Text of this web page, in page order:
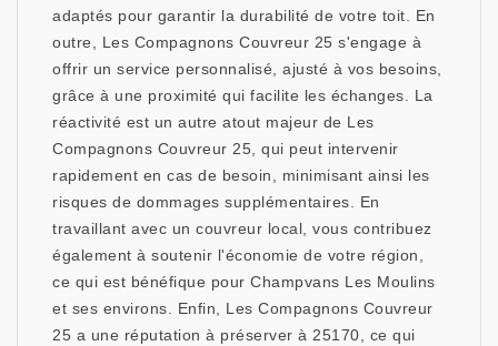
adaptés pour garantir la durabilité de votre toit. En
outre, Les Compagnons Couvreur 25 s'engage à
offrir un service personnalisé, ajusté à vos besoins,
grâce à une proximité qui facilite les échanges. La
réactivité est un autre atout majeur de Les
Compagnons Couvreur 25, qui peut intervenir
rapidement en cas de besoin, minimisant ainsi les
risques de dommages supplémentaires. En
travaillant avec un couvreur local, vous contribuez
également à soutenir l'économie de votre région,
ce qui est bénéfique pour Champvans Les Moulins
et ses environs. Enfin, Les Compagnons Couvreur
25 a une réputation à préserver à 25170, ce qui